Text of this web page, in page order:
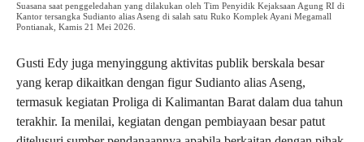
Suasana saat penggeledahan yang dilakukan oleh Tim Penyidik Kejaksaan Agung RI di
Kantor tersangka Sudianto alias Aseng di salah satu Ruko Komplek Ayani Megamall
Pontianak, Kamis 21 Mei 2026.
Gusti Edy juga menyinggung aktivitas publik berskala besar
yang kerap dikaitkan dengan figur Sudianto alias Aseng,
termasuk kegiatan Proliga di Kalimantan Barat dalam dua tahun
terakhir. Ia menilai, kegiatan dengan pembiayaan besar patut